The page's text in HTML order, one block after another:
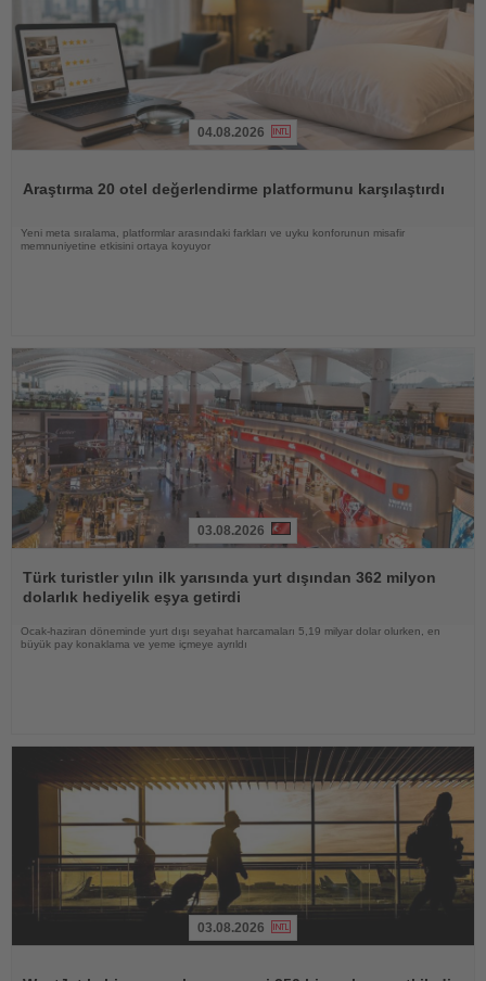
04.08.2026
Araştırma 20 otel değerlendirme platformunu karşılaştırdı
Yeni meta sıralama, platformlar arasındaki farkları ve uyku konforunun misafir
memnuniyetine etkisini ortaya koyuyor
Oku
03.08.2026
Türk turistler yılın ilk yarısında yurt dışından 362 milyon
dolarlık hediyelik eşya getirdi
Ocak-haziran döneminde yurt dışı seyahat harcamaları 5,19 milyar dolar olurken, en
büyük pay konaklama ve yeme içmeye ayrıldı
03.08.2026